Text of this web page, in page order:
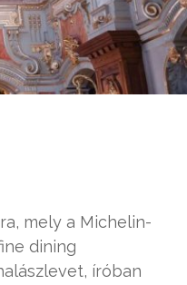
mely a Michelin-
dining
íróban